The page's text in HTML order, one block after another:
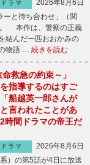
ドラマ
2026年8月6日
と待ち合わせ」（関
。 本作は、警察の正義
結んだ一匹おおかみの
物語 … 続きを読む
救急の約束～」
指導するのはすご
船越英一郎さんが
言われたことがあ
時間ドラマの帝王だ
ドラマ
2026年8月6日
）の第5話が4日に放送